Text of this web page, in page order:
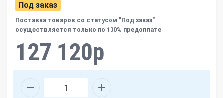
Под заказ
Поставка товаров со статусом "Под заказ"
осуществляется только по 100% предоплате
127 120р